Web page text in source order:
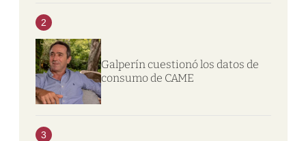
2
Galperín cuestionó los datos de
consumo de CAME
3